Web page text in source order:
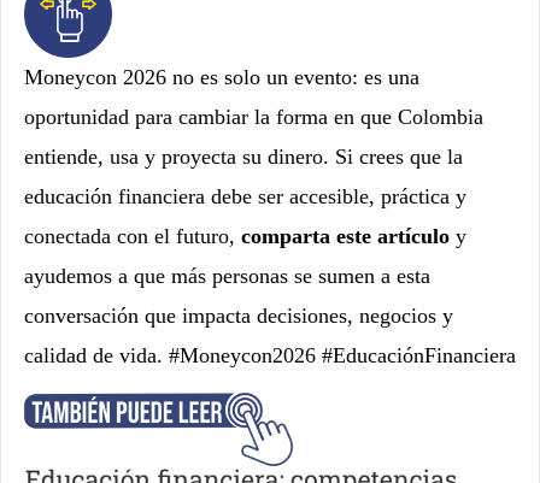
Moneycon 2026 no es solo un evento: es una
oportunidad para cambiar la forma en que Colombia
entiende, usa y proyecta su dinero. Si crees que la
educación financiera debe ser accesible, práctica y
conectada con el futuro, comparta este artículo y
ayudemos a que más personas se sumen a esta
conversación que impacta decisiones, negocios y
calidad de vida. #Moneycon2026 #EducaciónFinanciera